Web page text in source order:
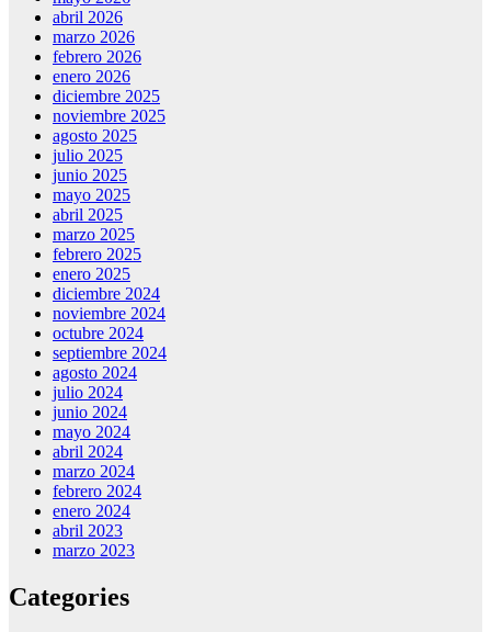
abril 2026
marzo 2026
febrero 2026
enero 2026
diciembre 2025
noviembre 2025
agosto 2025
julio 2025
junio 2025
mayo 2025
abril 2025
marzo 2025
febrero 2025
enero 2025
diciembre 2024
noviembre 2024
octubre 2024
septiembre 2024
agosto 2024
julio 2024
junio 2024
mayo 2024
abril 2024
marzo 2024
febrero 2024
enero 2024
abril 2023
marzo 2023
Categories